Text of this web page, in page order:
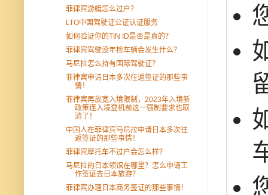
菲律宾游艇怎么过户？
LTO中国驾驶证公证认证服务
如何验证你的TIN ID是否是真的？
菲律宾驾驶没年检车辆会发生什么？
马尼拉怎么持有国际驾驶证？
菲律宾申请日本多次往返签证的那些事
情！
菲律宾再放宽入境限制，2023年入境新
政策连入境登机前这一强制要求也取
消了！
中国人在菲律宾马尼拉申请日本多次往
返签证的那些事情！
菲律宾摩托车不过户会怎么样？
马尼拉的日本领馆在哪里？怎么申请工
作签证去日本旅游？
菲律宾办理日本商务签证的那些事情！